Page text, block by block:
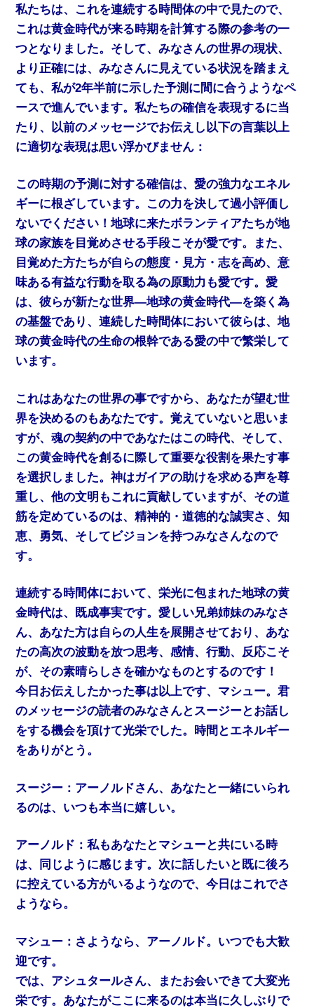
私たちは、これを連続する時間体の中で見たので、
これは黄金時代が来る時期を計算する際の参考の一
つとなりました。そして、みなさんの世界の現状、
より正確には、みなさんに見えている状況を踏まえ
ても、私が2年半前に示した予測に間に合うようなペ
ースで進んでいます。私たちの確信を表現するに当
たり、以前のメッセージでお伝えし以下の言葉以上
に適切な表現は思い浮かびません：
この時期の予測に対する確信は、愛の強力なエネル
ギーに根ざしています。この力を決して過小評価し
ないでください！地球に来たボランティアたちが地
球の家族を目覚めさせる手段こそが愛です。また、
目覚めた方たちが自らの態度・見方・志を高め、意
味ある有益な行動を取る為の原動力も愛です。愛
は、彼らが新たな世界―地球の黄金時代―を築く為
の基盤であり、連続した時間体において彼らは、地
球の黄金時代の生命の根幹である愛の中で繁栄して
います。
これはあなたの世界の事ですから、あなたが望む世
界を決めるのもあなたです。覚えていないと思いま
すが、魂の契約の中であなたはこの時代、そして、
この黄金時代を創るに際して重要な役割を果たす事
を選択しました。神はガイアの助けを求める声を尊
重し、他の文明もこれに貢献していますが、その道
筋を定めているのは、精神的・道徳的な誠実さ、知
恵、勇気、そしてビジョンを持つみなさんなので
す。
連続する時間体において、栄光に包まれた地球の黄
金時代は、既成事実です。愛しい兄弟姉妹のみなさ
ん、あなた方は自らの人生を展開させており、あな
たの高次の波動を放つ思考、感情、行動、反応こそ
が、その素晴らしさを確かなものとするのです！
今日お伝えしたかった事は以上です、マシュー。君
のメッセージの読者のみなさんとスージーとお話し
をする機会を頂けて光栄でした。時間とエネルギー
をありがとう。
スージー：アーノルドさん、あなたと一緒にいられ
るのは、いつも本当に嬉しい。
アーノルド：私もあなたとマシューと共にいる時
は、同じように感じます。次に話したいと既に後ろ
に控えている方がいるようなので、今日はこれでさ
ようなら。
マシュー：さようなら、アーノルド。いつでも大歓
迎です。
では、アシュタールさん、またお会いできて大変光
栄です。あなたがここに来るのは本当に久しぶりで